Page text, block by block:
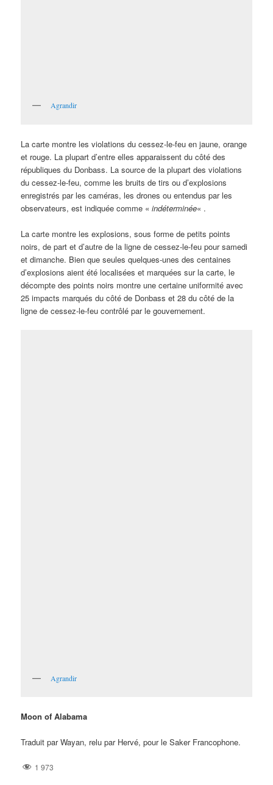
Agrandir
La carte montre les violations du cessez-le-feu en jaune, orange
et rouge. La plupart d’entre elles apparaissent du côté des
républiques du Donbass. La source de la plupart des violations
du cessez-le-feu, comme les bruits de tirs ou d’explosions
enregistrés par les caméras, les drones ou entendus par les
observateurs, est indiquée comme «indéterminée« .
La carte montre les explosions, sous forme de petits points
noirs, de part et d’autre de la ligne de cessez-le-feu pour samedi
et dimanche. Bien que seules quelques-unes des centaines
d’explosions aient été localisées et marquées sur la carte, le
décompte des points noirs montre une certaine uniformité avec
25 impacts marqués du côté de Donbass et 28 du côté de la
ligne de cessez-le-feu contrôlé par le gouvernement.
Agrandir
Moon of Alabama
Traduit par Wayan, relu par Hervé, pour le Saker Francophone.
1 973